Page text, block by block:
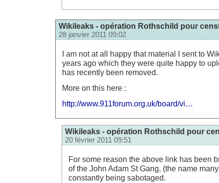
Wikileaks - opération Rothschild pour
28 janvier 2011 09:02
I am not at all happy that material I sent to
years ago which they were quite happy to
has recently been removed.
More on this here :
http://www.911forum.org.uk/board/vi…
Wikileaks - opération Rothschild pour
20 février 2011 09:51
For some reason the above link has
of the John Adam St Gang, (the name
constantly being sabotaged.